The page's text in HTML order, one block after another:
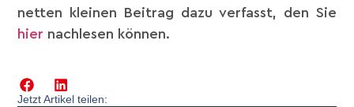
netten kleinen Beitrag dazu verfasst, den Sie
hier nachlesen können.
Jetzt Artikel teilen: